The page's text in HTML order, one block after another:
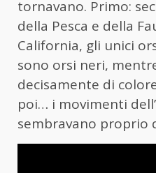
tornavano. Primo:
della Pesca e della
California, gli unici
sono orsi neri,
decisamente di
poi… i movimenti
sembravano proprio